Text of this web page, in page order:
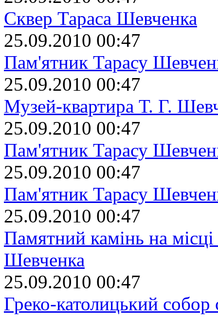
Сквер Тараса Шевченка
25.09.2010 00:47
Пам'ятник Тарасу
25.09.2010 00:47
Музей-квартира Т. Г.
25.09.2010 00:47
Пам'ятник Тарасу
25.09.2010 00:47
Пам'ятник Тарасу
25.09.2010 00:47
Памятний камінь на
Шевченка
25.09.2010 00:47
Греко-католицький собор